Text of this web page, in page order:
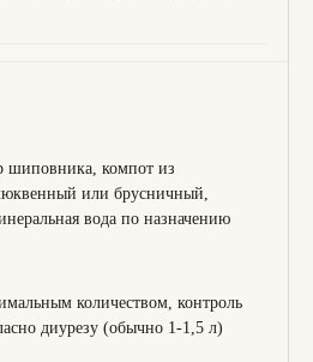
шиповника, компот из
или брусничный,
вода по назначению
количеством, контроль
диурезу (обычно 1-1,5 л)